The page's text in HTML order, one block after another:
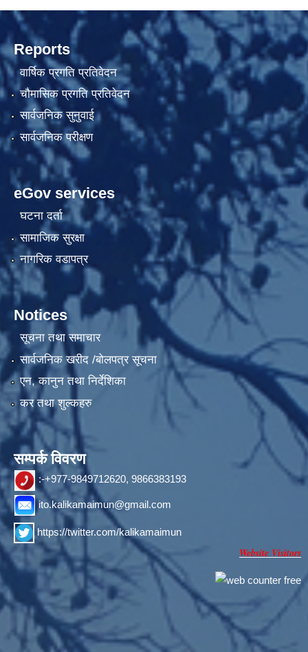
Reports
वार्षिक प्रगति प्रतिवेदन
चौमासिक प्रगति प्रतिवेदन
सार्वजनिक सुनुवाई
सार्वजनिक परीक्षण
eGov services
घटना दर्ता
सामाजिक सुरक्षा
नागरिक वडापत्र
Notices
सूचना तथा समाचार
सार्वजनिक खरीद /बोलपत्र सूचना
एन, कानुन तथा निर्देशिका
कर तथा शुल्कहरु
सम्पर्क विवरण
:-+977-9849712620, 9866383193
ito.kalikamaimun@gmail.com
https://twitter.com/kalikamaimun
Website Visitors